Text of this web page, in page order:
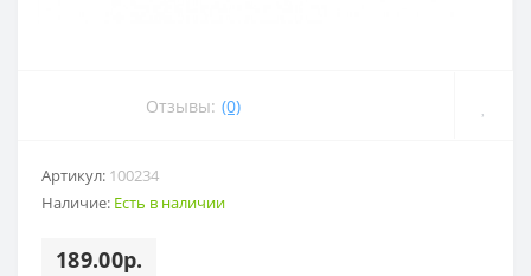
Отзывы: (0)
Артикул: 100234
Наличие: Есть в наличии
189.00р.